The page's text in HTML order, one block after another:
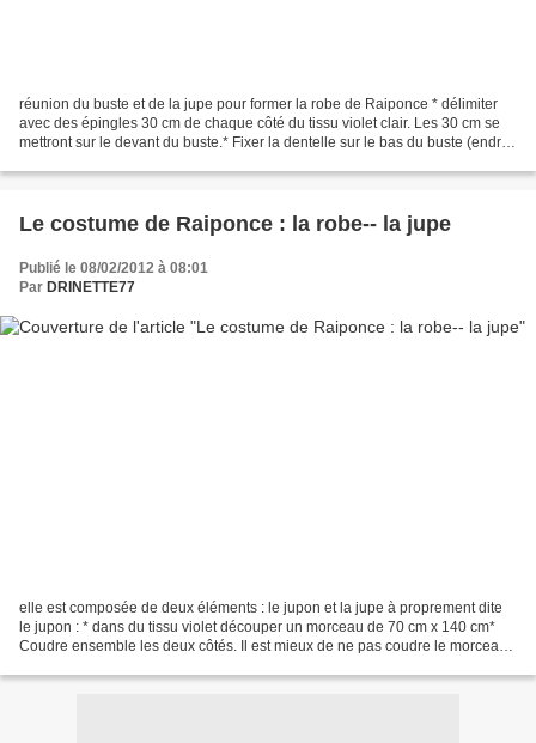
réunion du buste et de la jupe pour former la robe de Raiponce * délimiter
avec des épingles 30 cm de chaque côté du tissu violet clair. Les 30 cm se
mettront sur le devant du buste.* Fixer la dentelle sur le bas du buste (endroit
Le costume de Raiponce : la robe-- la jupe
Publié le 08/02/2012 à 08:01
Par DRINETTE77
elle est composée de deux éléments : le jupon et la jupe à proprement dite
le jupon : * dans du tissu violet découper un morceau de 70 cm x 140 cm*
Coudre ensemble les deux côtés. Il est mieux de ne pas coudre le morceau